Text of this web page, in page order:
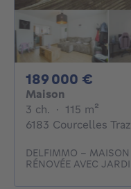
189 000 €
Maison
3 ch. 3 chambres
· 115 m²
6183 Courcelles
DELFIMMO -
RÉNOVÉE AVEC